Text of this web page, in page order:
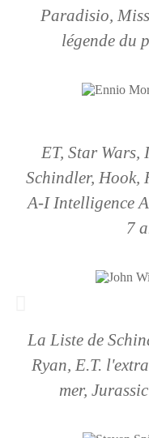
Paradisio,
légende du
ET, Star Wars,
Schindler, Hook,
A-I Intelligence
7
La Liste de
Ryan, E.T.
mer,